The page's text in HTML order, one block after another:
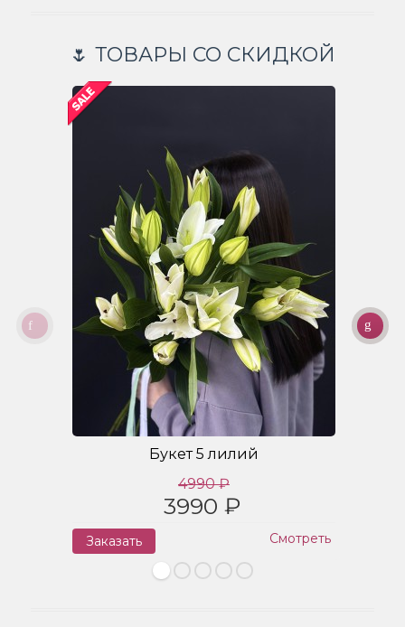
🌷 ТОВАРЫ СО СКИДКОЙ
Букет 5 лилий
4990 ₽
3990 ₽
Заказать Смотреть